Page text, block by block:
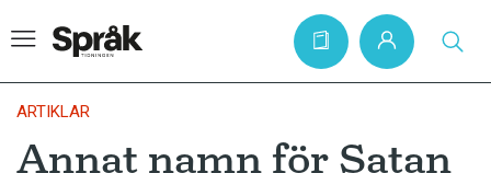
ARTIKLAR
Annat namn för Satan